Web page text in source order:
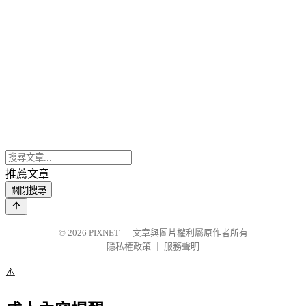
推薦文章
關閉搜尋
© 2026 PIXNET
文章與圖片權利屬原作者所有
隱私權政策
服務聲明
⚠️